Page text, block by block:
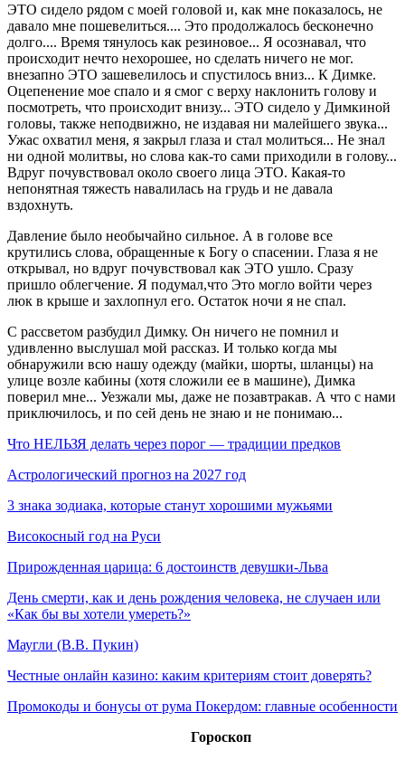
ЭТО сидело рядом с моей головой и, как мне показалось, не
давало мне пошевелиться.... Это продолжалось бесконечно
долго.... Время тянулось как резиновое... Я осознавал, что
происходит нечто нехорошее, но сделать ничего не мог.
внезапно ЭТО зашевелилось и спустилось вниз... К Димке.
Оцепенение мое спало и я смог с верху наклонить голову и
посмотреть, что происходит внизу... ЭТО сидело у Димкиной
головы, также неподвижно, не издавая ни малейшего звука...
Ужас охватил меня, я закрыл глаза и стал молиться... Не знал
ни одной молитвы, но слова как-то сами приходили в голову...
Вдруг почувствовал около своего лица ЭТО. Какая-то
непонятная тяжесть навалилась на грудь и не давала
вздохнуть.
Давление было необычайно сильное. А в голове все
крутились слова, обращенные к Богу о спасении. Глаза я не
открывал, но вдруг почувствовал как ЭТО ушло. Сразу
пришло облегчение. Я подумал,что Это могло войти через
люк в крыше и захлопнул его. Остаток ночи я не спал.
С рассветом разбудил Димку. Он ничего не помнил и
удивленно выслушал мой рассказ. И только когда мы
обнаружили всю нашу одежду (майки, шорты, шланцы) на
улице возле кабины (хотя сложили ее в машине), Димка
поверил мне... Уезжали мы, даже не позавтракав. А что с нами
приключилось, и по сей день не знаю и не понимаю...
Что НЕЛЬЗЯ делать через порог — традиции предков
Астрологический прогноз на 2027 год
3 знака зодиака, которые станут хорошими мужьями
Високосный год на Руси
Прирожденная царица: 6 достоинств девушки-Льва
День смерти, как и день рождения человека, не случаен или
«Как бы вы хотели умереть?»
Маугли (В.В. Пукин)
Честные онлайн казино: каким критериям стоит доверять?
Промокоды и бонусы от рума Покердом: главные особенности
Гороскоп